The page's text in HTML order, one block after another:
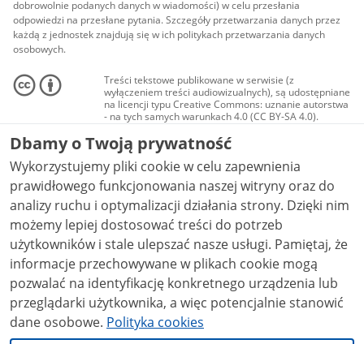
dobrowolnie podanych danych w wiadomości) w celu przesłania
odpowiedzi na przesłane pytania. Szczegóły przetwarzania danych przez
każdą z jednostek znajdują się w ich politykach przetwarzania danych
osobowych.
Treści tekstowe publikowane w serwisie (z
wyłączeniem treści audiowizualnych), są udostępniane
na licencji typu Creative Commons: uznanie autorstwa
- na tych samych warunkach 4.0 (CC BY-SA 4.0).
Materiały audiowizualne, w tym zdjęcia, materiały
audio i wideo, są udostępniane na licencji typu
Creative Commons: uznanie autorstwa użycie
niekomercyjne - bez utworów zależnych 4.0 (CC BY-
NC-ND 4.0), o ile nie jest to stwierdzone inaczej.
Dbamy o Twoją prywatność
Wykorzystujemy pliki cookie w celu zapewnienia
prawidłowego funkcjonowania naszej witryny oraz do
analizy ruchu i optymalizacji działania strony. Dzięki nim
możemy lepiej dostosować treści do potrzeb
użytkowników i stale ulepszać nasze usługi. Pamiętaj, że
informacje przechowywane w plikach cookie mogą
pozwalać na identyfikację konkretnego urządzenia lub
przeglądarki użytkownika, a więc potencjalnie stanowić
dane osobowe. Polityka cookies